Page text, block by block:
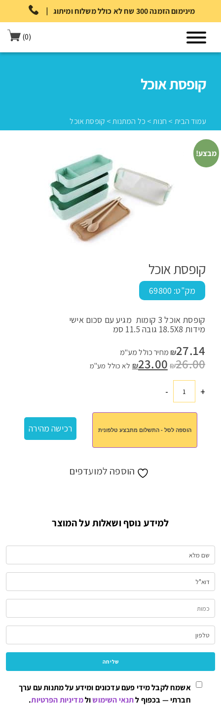
| מינימום הזמנה 300 שח לא כולל משלוח ומיתוג
(0)
קופסת אוכל
עמוד הבית > חנות> כל המתנות> קופסת אוכל
עמוד הבית קופסת אוכל
מבצע!
קופסת אוכל
מק"ט: 69800
קופסת אוכל 3 קומות מגיע עם סכום אישי
מידות 18.5X8 גובה 11.5 סמ
₪27.14
מחיר כולל מע"מ
₪26.00
המחיר
המקורי
₪26.00.
₪23.00
המחיר
הנוכחי
לא כולל מע"מ
+כמות
אוכל
-
הוספה לסל - התשלום מתבצע טלפונית רכישה מהירה
הוספה למועדפים
למידע נוסף ושאלות על המוצר
אשמח לקבל מידי פעם עדכונים ומידע על מתנות עם ערך
חברתי — בכפוף לתנאי השימושולמדיניות הפרטיות.